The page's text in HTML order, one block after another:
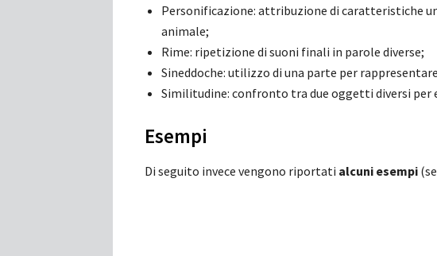
Personificazione: attribuzione di caratteristiche
animale;
Rime: ripetizione di suoni finali in parole diverse;
Sineddoche: utilizzo di una parte per
Similitudine: confronto tra due oggetti diversi per
Esempi
Di seguito invece vengono riportati alcuni esempi